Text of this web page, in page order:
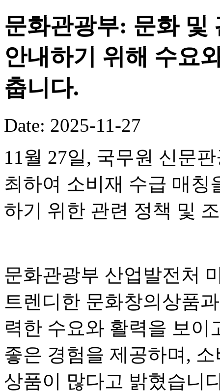
문화관광부: 문화 및
안내하기 위해 수요
춥니다.
Date: 2025-11-27
11월 27일, 국무원 신문
최하여 소비재 수급 매칭
하기 위한 관련 정책 및
문화관광부 산업발전처
트렌디한 문화창의상품
력한 수요와 활력을 보이
좋은 경험을 제공하며,
상품이 많다고 밝혔습니